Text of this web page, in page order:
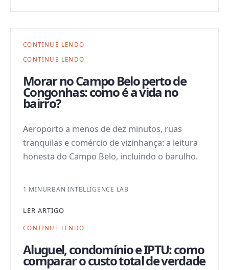
CONTINUE LENDO
CONTINUE LENDO
Morar no Campo Belo perto de
Congonhas: como é a vida no
bairro?
Aeroporto a menos de dez minutos, ruas
tranquilas e comércio de vizinhança: a leitura
honesta do Campo Belo, incluindo o barulho.
1 MINURBAN INTELLIGENCE LAB
LER ARTIGO
CONTINUE LENDO
Aluguel, condomínio e IPTU: como
comparar o custo total de verdade